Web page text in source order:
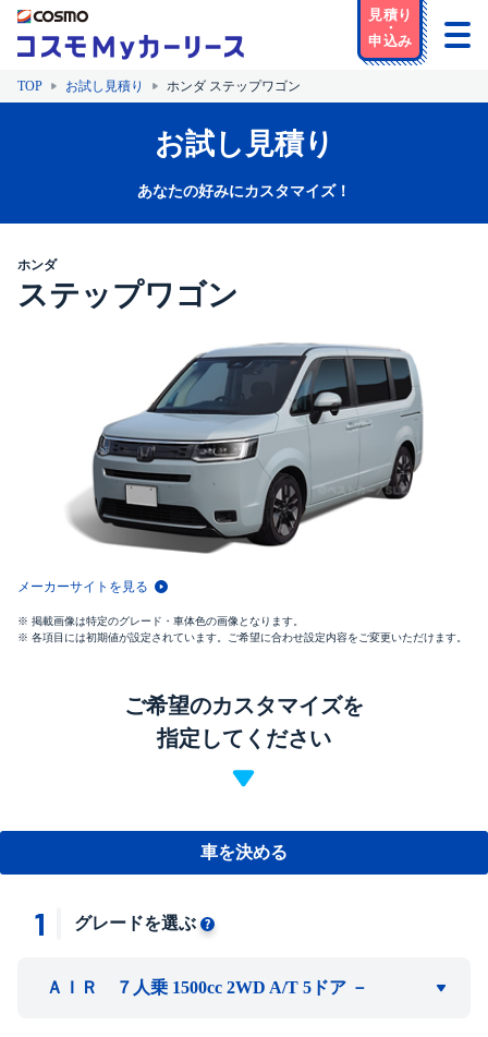
TOP お試し見積り ホンダ ステップワゴン
お試し見積り
あなたの好みにカスタマイズ！
ホンダ
ステップワゴン
メーカーサイトを見る
掲載画像は特定のグレード・車体色の画像となります。
各項目には初期値が設定されています。ご希望に合わせ設定内容をご変更いただけます。
ご希望のカスタマイズを
指定してください
車を決める
1 グレードを選ぶ
ＡＩＲ ７人乗 1500cc 2WD A/T 5ドア －